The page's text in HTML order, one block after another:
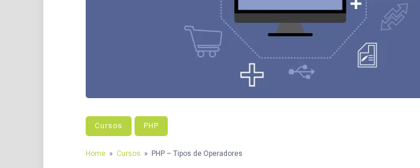
Cursos PHP
Home » Cursos » PHP – Tipos de Operadores